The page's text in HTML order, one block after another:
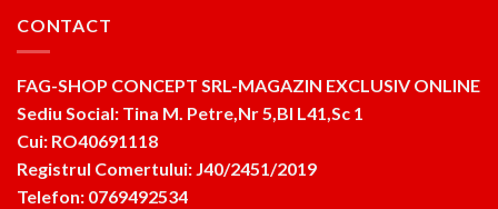
CONTACT
FAG-SHOP CONCEPT SRL-MAGAZIN EXCLUSIV ONLINE
Sediu Social: Tina M. Petre,Nr 5,Bl L41,Sc 1
Cui: RO40691118
Registrul Comertului: J40/2451/2019
Telefon: 0769492534